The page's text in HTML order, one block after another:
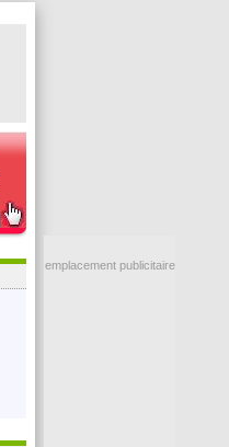
emplacement publicitaire